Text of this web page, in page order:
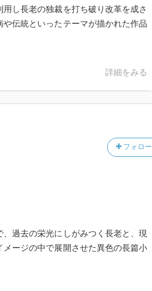
し長老の独裁を打ち破り改革を成さ
伝統といったテーマが描かれた作品
詳細をみる
フォロー
過去の栄光にしがみつく長老と、現
ージの中で展開させた異色の長篇小